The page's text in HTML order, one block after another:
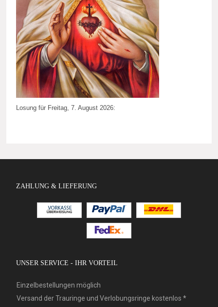
Losung für Freitag, 7. August 2026:
ZAHLUNG & LIEFERUNG
UNSER SERVICE - IHR VORTEIL
Einzelbestellungen möglich
Versand der Trauringe und Verlobungsringe kostenlos *